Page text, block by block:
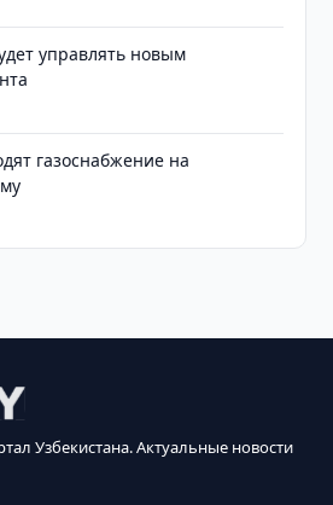
управлять новым
газоснабжение на
Узбекистана. Актуальные новости